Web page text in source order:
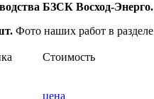
БЗСК Восход-Энерго.
Фото наших работ в разделе
Стоимость
цена